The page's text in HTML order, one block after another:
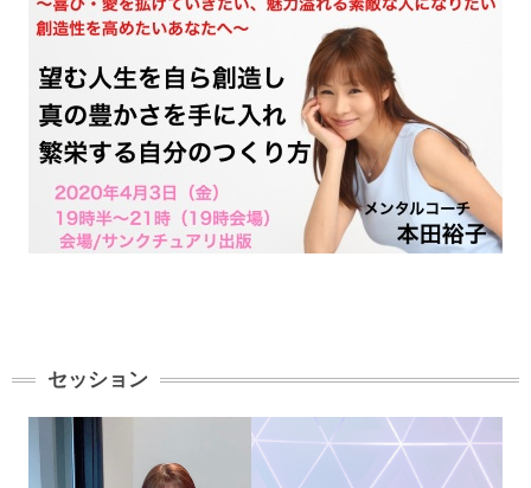
セッション